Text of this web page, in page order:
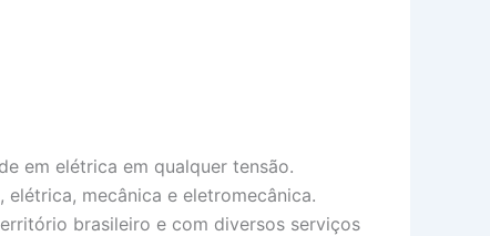
em elétrica em qualquer tensão.
mecânica e eletromecânica.
brasileiro e com diversos serviços